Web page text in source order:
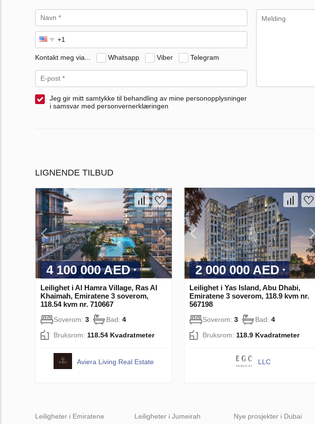
Kontakt meg via... Whatsapp Viber Telegram
Jeg gir mitt samtykke til behandling av mine personopplysninger
i samsvar med personvernerklæringen
LIGNENDE TILBUD
4 100 000 AED
Leilighet i Al Hamra Village, Ras Al
Khaimah, Emiratene 3 soverom,
118.54 kvm nr. 710667
Soverom: 3 Bad: 4
Bruksrom: 118.54 Kvadratmeter
Aviera Living Real Estate
2 000 000 AED
Leilighet i Yas Island, Abu Dhabi,
Emiratene 3 soverom, 118.9 kvm nr.
567198
Soverom: 3 Bad: 4
Bruksrom: 118.9 Kvadratmeter
LLC
Leiligheter i Emiratene
Leiligheter i Jumeirah
Nye prosjekter i Dubai